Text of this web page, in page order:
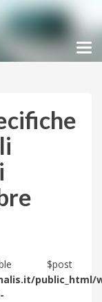
$post
public_html/